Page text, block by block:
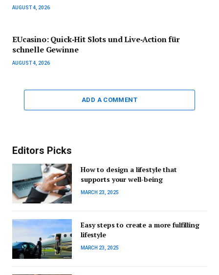
AUGUST 4, 2026
EUcasino: Quick‑Hit Slots und Live‑Action für
schnelle Gewinne
AUGUST 4, 2026
ADD A COMMENT
Editors Picks
How to design a lifestyle that
supports your well-being
MARCH 23, 2025
Easy steps to create a more fulfilling
lifestyle
MARCH 23, 2025